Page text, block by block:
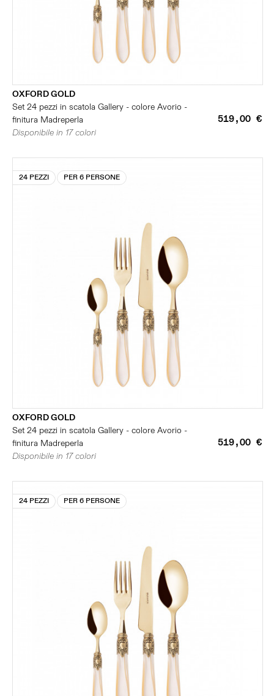
OXFORD GOLD
Set 24 pezzi in scatola Gallery - colore Avorio -
finitura Madreperla
519,00 €
Disponibile in 17 colori
24 PEZZI PER 6 PERSONE
OXFORD GOLD
Set 24 pezzi in scatola Gallery - colore Avorio -
finitura Madreperla
519,00 €
Disponibile in 17 colori
24 PEZZI PER 6 PERSONE